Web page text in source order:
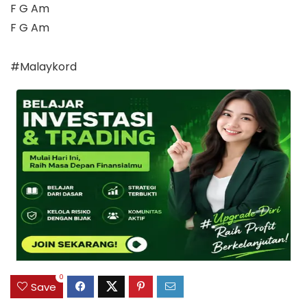
F G Am
F G Am
#Malaykord
Save
0